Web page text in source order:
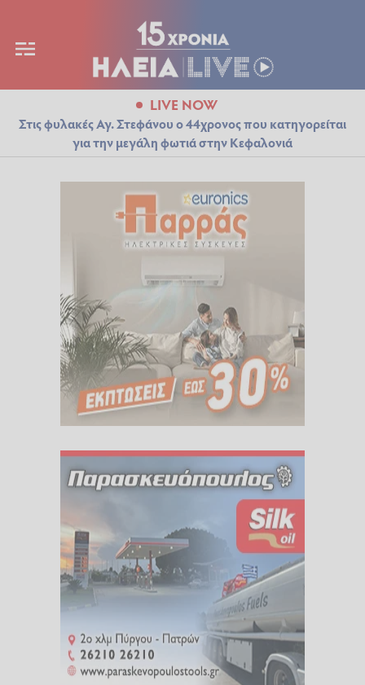
LIVE NOW
Στις φυλακές Αγ. Στεφάνου ο 44χρονος που κατηγορείται
για την μεγάλη φωτιά στην Κεφαλονιά